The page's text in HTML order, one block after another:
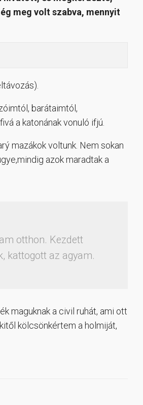
meg volt szabva, mennyit
barátaimtól,
a katonának vonuló ifjú.
mazákok voltunk. Nem sokan
azok maradtak a
otthon. Kezdett
kattogott az agyam.
maguknak a civil ruhát, ami ott
kölcsönkértem a holmiját,